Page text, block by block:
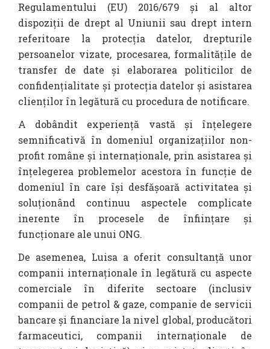
Regulamentului (EU) 2016/679 şi al altor
dispoziţii de drept al Uniunii sau drept intern
referitoare la protecţia datelor, drepturile
persoanelor vizate, procesarea, formalitățile de
transfer de date și elaborarea politicilor de
confidențialitate și protecția datelor și asistarea
clienților în legătură cu procedura de notificare.
A dobândit experiență vastă și înțelegere
semnificativă în domeniul organizațiilor non-
profit române și internaționale, prin asistarea și
înțelegerea problemelor acestora în funcție de
domeniul în care își desfășoară activitatea și
soluționând continuu aspectele complicate
inerente în procesele de înființare și
funcționare ale unui ONG.
De asemenea, Luisa a oferit consultanță unor
companii internaționale în legătură cu aspecte
comerciale în diferite sectoare (inclusiv
companii de petrol & gaze, companie de servicii
bancare și financiare la nivel global, producători
farmaceutici, companii internaționale de